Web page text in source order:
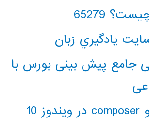
65279
يادگيري زبان
جامع پیش بینی بورس با